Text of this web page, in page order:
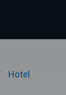
Hotel